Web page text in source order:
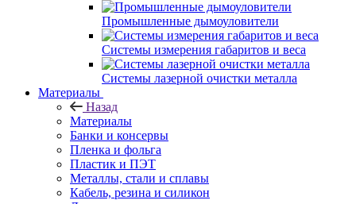
Промышленные дымоуловители
Системы измерения габаритов и веса
Системы лазерной очистки металла
Материалы
Назад
Материалы
Банки и консервы
Пленка и фольга
Пластик и ПЭТ
Металлы, стали и сплавы
Кабель, резина и силикон